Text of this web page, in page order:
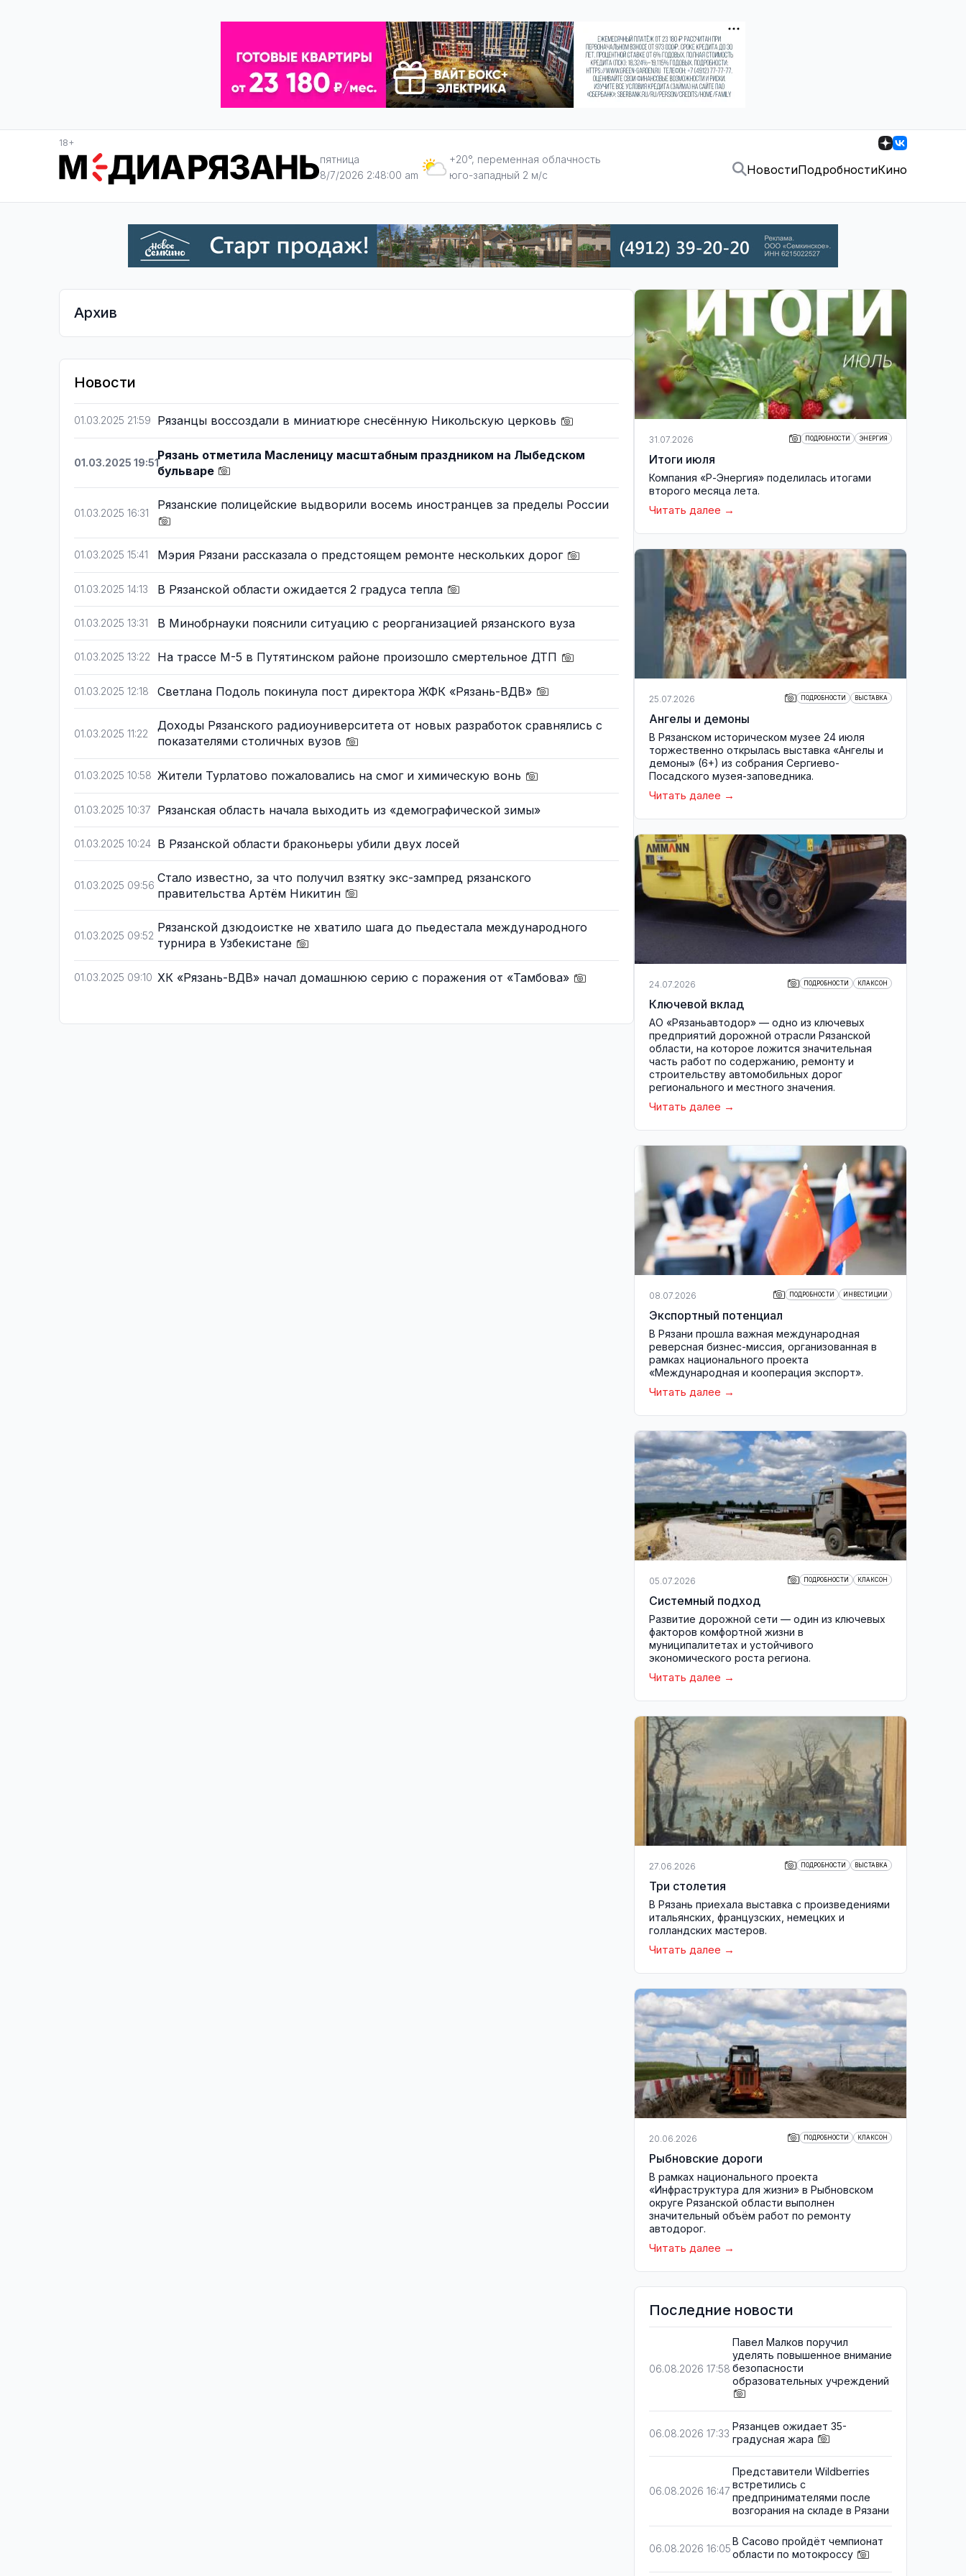
18+
пятница
8/7/2026 2:48:01 am
+20°, переменная облачность
юго-западный 2 м/с
НовостиПодробностиКино
Архив
Новости
01.03.2025 21:59 Рязанцы воссоздали в миниатюре снесённую Никольскую церковь
01.03.2025 19:51
Рязань отметила Масленицу масштабным праздником на Лыбедском
бульваре
01.03.2025 16:31
Рязанские полицейские выдворили восемь иностранцев за пределы России
01.03.2025 15:41 Мэрия Рязани рассказала о предстоящем ремонте нескольких дорог
01.03.2025 14:13 В Рязанской области ожидается 2 градуса тепла
01.03.2025 13:31 В Минобрнауки пояснили ситуацию с реорганизацией рязанского вуза
01.03.2025 13:22 На трассе М-5 в Путятинском районе произошло смертельное ДТП
01.03.2025 12:18 Светлана Подоль покинула пост директора ЖФК «Рязань-ВДВ»
01.03.2025 11:22
Доходы Рязанского радиоуниверситета от новых разработок сравнялись с
показателями столичных вузов
01.03.2025 10:58 Жители Турлатово пожаловались на смог и химическую вонь
01.03.2025 10:37 Рязанская область начала выходить из «демографической зимы»
01.03.2025 10:24 В Рязанской области браконьеры убили двух лосей
01.03.2025 09:56
Стало известно, за что получил взятку экс-зампред рязанского
правительства Артём Никитин
01.03.2025 09:52
Рязанской дзюдоистке не хватило шага до пьедестала международного
турнира в Узбекистане
01.03.2025 09:10 ХК «Рязань-ВДВ» начал домашнюю серию с поражения от «Тамбова»
31.07.2026 ПОДРОБНОСТИ ЭНЕРГИЯ
Итоги июля
Компания «Р-Энергия» поделилась итогами
второго месяца лета.
Читать далее
25.07.2026 ПОДРОБНОСТИ ВЫСТАВКА
Ангелы и демоны
В Рязанском историческом музее 24 июля
торжественно открылась выставка «Ангелы и
демоны» (6+) из собрания Сергиево-
Посадского музея-заповедника.
Читать далее
24.07.2026 ПОДРОБНОСТИ КЛАКСОН
Ключевой вклад
АО «Рязаньавтодор» — одно из ключевых
предприятий дорожной отрасли Рязанской
области, на которое ложится значительная
часть работ по содержанию, ремонту и
строительству автомобильных дорог
регионального и местного значения.
Читать далее
08.07.2026 ПОДРОБНОСТИ ИНВЕСТИЦИИ
Экспортный потенциал
В Рязани прошла важная международная
реверсная бизнес-миссия, организованная в
рамках национального проекта
«Международная и кооперация экспорт».
Читать далее
05.07.2026 ПОДРОБНОСТИ КЛАКСОН
Системный подход
Развитие дорожной сети — один из ключевых
факторов комфортной жизни в
муниципалитетах и устойчивого
экономического роста региона.
Читать далее
27.06.2026 ПОДРОБНОСТИ ВЫСТАВКА
Три столетия
В Рязань приехала выставка с произведениями
итальянских, французских, немецких и
голландских мастеров.
Читать далее
20.06.2026 ПОДРОБНОСТИ КЛАКСОН
Рыбновские дороги
В рамках национального проекта
«Инфраструктура для жизни» в Рыбновском
округе Рязанской области выполнен
значительный объём работ по ремонту
автодорог.
Читать далее
Последние новости
06.08.2026 17:58
Павел Малков поручил
уделять повышенное внимание
безопасности
образовательных учреждений
06.08.2026 17:33
Рязанцев ожидает 35-
градусная жара
06.08.2026 16:47
Представители Wildberries
встретились с
предпринимателями после
возгорания на складе в Рязани
06.08.2026 16:05
В Сасово пройдёт чемпионат
области по мотокроссу